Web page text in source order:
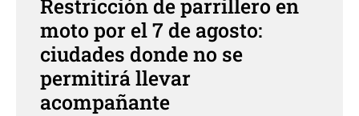
Restricción de parrillero en
moto por el 7 de agosto:
ciudades donde no se
permitirá llevar
acompañante